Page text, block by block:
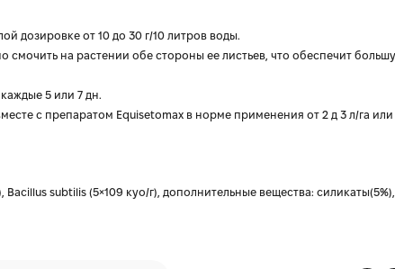
дозировке от 10 до 30 г/10 литров воды.
на растении обе стороны ее листьев, что обеспечит
5 или 7 дн.
с препаратом Equisetomax в норме применения от 2 д 3 л/га или
subtilis (5×109 куо/г), дополнительные вещества: силикаты(5%),